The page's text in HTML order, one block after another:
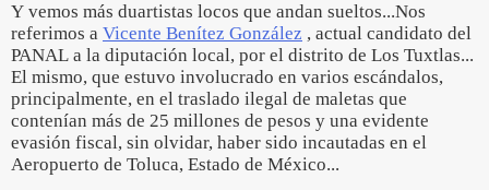
Y vemos más duartistas locos que andan sueltos...Nos
referimos a Vicente Benítez González , actual candidato del
PANAL a la diputación local, por el distrito de Los Tuxtlas...
El mismo, que estuvo involucrado en varios escándalos,
principalmente, en el traslado ilegal de maletas que
contenían más de 25 millones de pesos y una evidente
evasión fiscal, sin olvidar, haber sido incautadas en el
Aeropuerto de Toluca, Estado de México...